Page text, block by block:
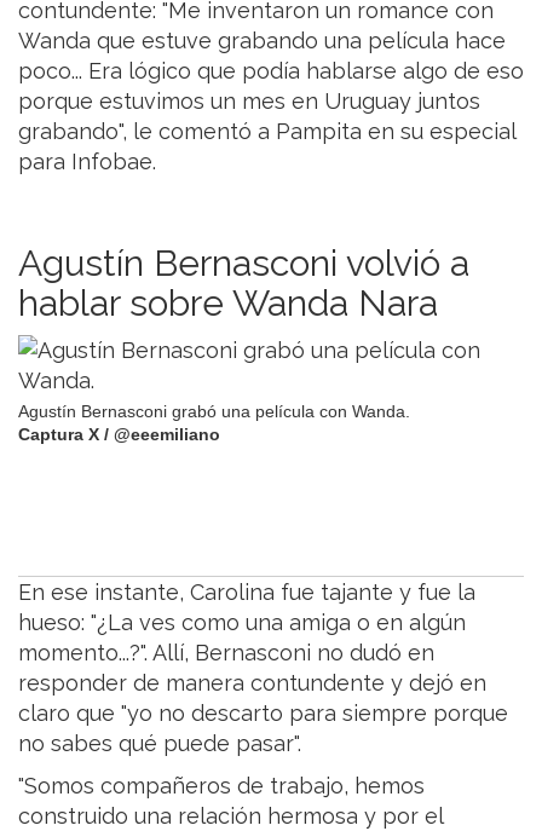
contundente: "Me inventaron un romance con
Wanda que estuve grabando una película hace
poco... Era lógico que podía hablarse algo de eso
porque estuvimos un mes en Uruguay juntos
grabando", le comentó a Pampita en su especial
para Infobae.
Agustín Bernasconi volvió a
hablar sobre Wanda Nara
Agustín Bernasconi grabó una película con Wanda.
Captura X / @eeemiliano
En ese instante, Carolina fue tajante y fue la
hueso: "¿La ves como una amiga o en algún
momento...?". Allí, Bernasconi no dudó en
responder de manera contundente y dejó en
claro que "yo no descarto para siempre porque
no sabes qué puede pasar".
"Somos compañeros de trabajo, hemos
construido una relación hermosa y por el